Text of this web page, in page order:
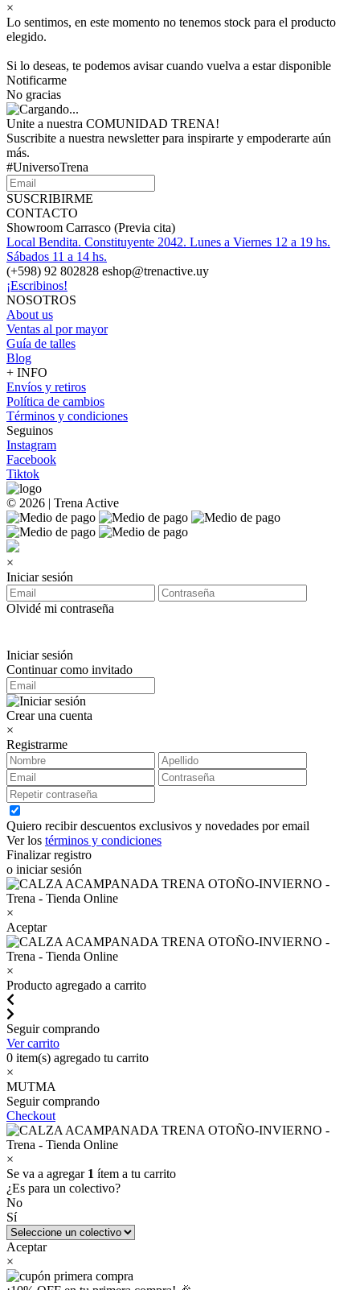
×
Lo sentimos, en este momento no tenemos stock para el producto
elegido.
Si lo deseas, te podemos avisar cuando vuelva a estar disponible
Notificarme
No gracias
Unite a nuestra COMUNIDAD TRENA!
Suscribite a nuestra newsletter para inspirarte y empoderarte aún
más.
#UniversoTrena
SUSCRIBIRME
CONTACTO
Showroom Carrasco (Previa cita)
Local Bendita. Constituyente 2042. Lunes a Viernes 12 a 19 hs.
Sábados 11 a 14 hs.
(+598) 92 802828 eshop@trenactive.uy
¡Escribinos!
NOSOTROS
About us
Ventas al por mayor
Guía de talles
Blog
+ INFO
Envíos y retiros
Política de cambios
Términos y condiciones
Seguinos
Instagram
Facebook
Tiktok
© 2026 | Trena Active
×
Iniciar sesión
Olvidé mi contraseña
Iniciar sesión
Continuar como invitado
Crear una cuenta
×
Registrarme
Quiero recibir descuentos exclusivos y novedades por email
Ver los términos y condiciones
Finalizar registro
o iniciar sesión
×
Aceptar
×
Producto agregado a carrito
Seguir comprando
Ver carrito
0 item(s) agregado tu carrito
×
MUTMA
Seguir comprando
Checkout
×
Se va a agregar 1 ítem a tu carrito
¿Es para un colectivo?
No
Sí
Aceptar
×